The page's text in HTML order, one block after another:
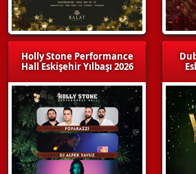
Holly Stone Performance
Hall Eskişehir Yılbaşı 2026